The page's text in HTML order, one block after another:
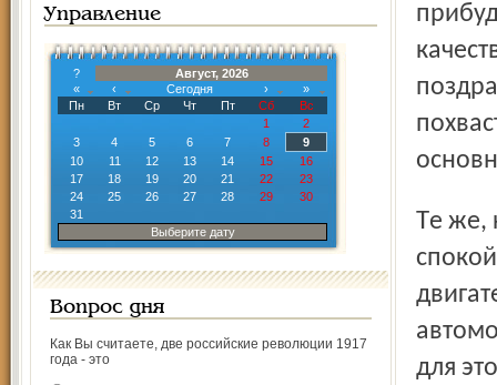
Управление
?
Август, 2026
«
‹ Сегодня ›
»
Пн
Вт Ср Чт Пт Сб
Вс
1
2
3
4 5 6 7 8
9
10
11 12 13 14 15
16
17
18 19 20 21 22
23
24
25 26 27 28 29
30
31
Выберите дату
Вопрос дня
Как Вы считаете, две российские революции 1917
года - это
Те же, кто предпочтёт музыкальному поздравлению и
для